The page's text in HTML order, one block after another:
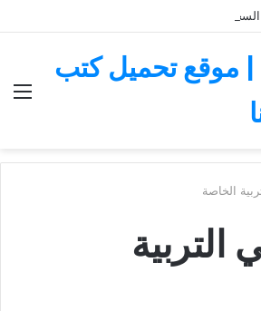
– قصة رائعة مليئة بالمغامرات
كتب pdf | موقع تحميل كتب
الخاصة